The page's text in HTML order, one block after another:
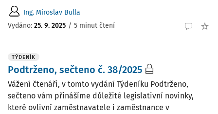
Ing. Miroslav Bulla
Vydáno: 25. 9. 2025 / 5 minut čtení
TÝDENÍK
Podtrženo, sečteno č. 38/2025
Vážení čtenáři, v tomto vydání Týdeníku Podtrženo,
sečteno vám přinášíme důležité legislativní novinky,
které ovlivní zaměstnavatele i zaměstnance v